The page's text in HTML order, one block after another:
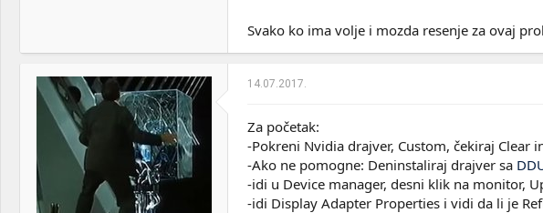
Svako ko ima volje i mozda resenje za ovaj
14.07.2017.
Za početak:
-Pokreni Nvidia drajver, Custom, čekiraj
-Ako ne pomogne: Deninstaliraj drajver sa
-idi u Device manager, desni klik na monitor,
-idi Display Adapter Properties i vidi da li je